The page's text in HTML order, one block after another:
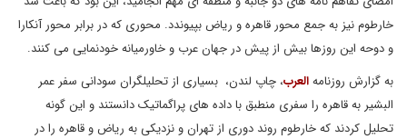
خارطوم نیز به جمع محور قاهره و ریاض بپیوندد. محوری که در برابر محور آنکارا
و دوحه این روزها بیش از پیش در جهان عرب و خاورمیانه خودنمایی می کنند.
به گزارش روزنامهالعرب، چاپ لندن، بسیاری از تحلیلگران سودانی سفر عمر
البشیر به قاهره را سفری منطبق با داده های پراگماتیک دانستند و این گونه
تحلیل کردند که خارطوم روند دوری از تهران و نزدیکی به ریاض و قاهره را در